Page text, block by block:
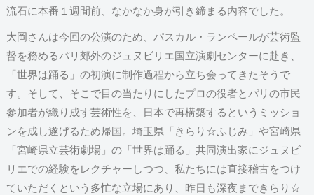
流石に本番１週間前、なかなか身が引き締まる内容でした。
大岡さんは今回の公演のため、パスカル・ランペールが芸術監
督を務めるパリ郊外のジュヌビリエ国立演劇センターに赴き、
「世界は踊る」の初演に制作過程から立ち会ってきたそうで
す。そして、そこで目の当たりにしたプロの役者とパリの市民
参加者が織り成す芸術性を、日本で再構築するというミッショ
ンを成し遂げるため帰国。埼玉県「きらり☆ふじみ」や宮崎県
「宮崎県立芸術劇場」の「世界は踊る」共同演出家にジュヌビ
リエでの経験をレクチャーしつつ、私たちには直接稽古をつけ
ていただくという多忙な立場にあり、昨日も深夜まできらり☆